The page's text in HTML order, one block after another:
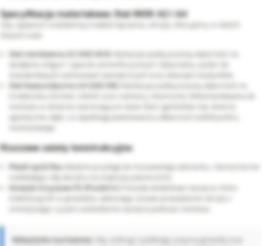
Specyfikacja materiałowa: Stal INOX A2 i A4
Aby zapewnić wieloletnią trwałość łączenia, wkręty oferujemy w dwóch
Stal nierdzewna A2 (AISI 304):
Wykazuje podwyższoną odporność na
działanie wilgoci i zjawisk atmosferycznych. Optymalny wybór do
Stal kwasoodporna A4 (AISI 316):
montażu w drewnie zawierającym duże ilości garbników (np. drewno
egzotyczne, dąb), co zapobiega powstawaniu odbarwień wokół punktu
montażowego.
Kluczowe zalety konstrukcyjne:
Płaski spód łba:Idealnie przylega do mocowanego elementu, równomiernie
Gniazdo krzyżowe PZ (Pozidriv):
Posiada dodatkowe nacięcia, które
stabilizują bit w gnieździe, ułatwiając osiowe prowadzenie wkrętu i
zmniejszając ryzyko uszkodzenia nacięcia podczas montażu.
Wskazówka montażowa: Aby uniknąć szybkiego zużycia gniazda oraz